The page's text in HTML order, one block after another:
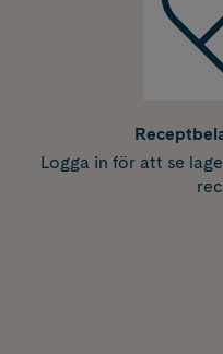
Logga in för att se